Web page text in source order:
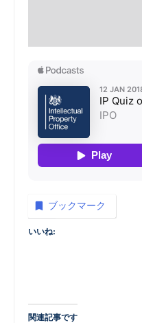
ブックマーク
いいね:
関連記事です